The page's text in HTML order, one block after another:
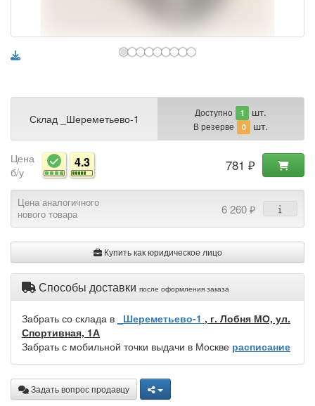
Склад _Шереметьево-1 Доступно 1 шт.
В резерве 0 шт.
Цена
б/у
4.3 781 ₽
Цена аналогичного
нового товара
6 260 ₽
Купить как юридическое лицо
Способы доставки после оформления заказа
Забрать со склада в _Шереметьево-1 , г. Лобня МО, ул.
Спортивная, 1А
Забрать с мобильной точки выдачи в Москве расписание
Задать вопрос продавцу